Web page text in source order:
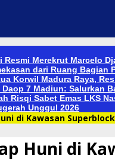
Merekrut Marcelo
dari Ruang Bagian
Korwil Madura Raya,
7 Madiun: Salurkan
Risqi Sabet Emas LKS
Unggul 2026
di Kawasan
Huni di